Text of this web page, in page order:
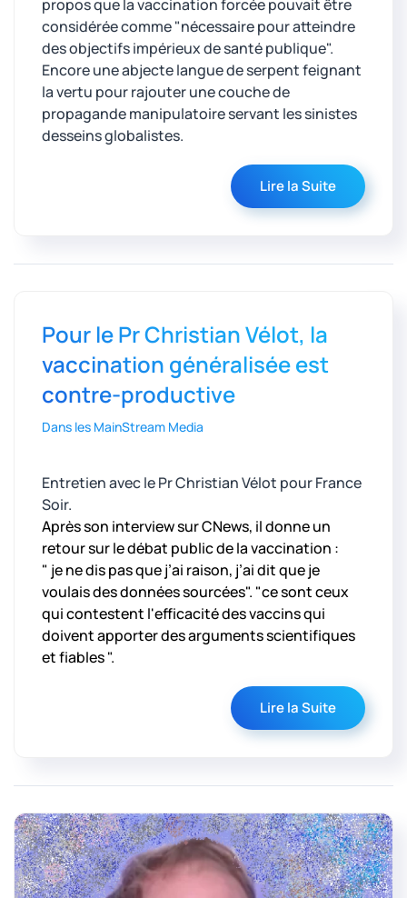
propos que la vaccination forcée pouvait être
considérée comme "nécessaire pour atteindre
des objectifs impérieux de santé publique".
Encore une abjecte langue de serpent feignant
la vertu pour rajouter une couche de
propagande manipulatoire servant les sinistes
desseins globalistes.
Lire la Suite
Pour le Pr Christian Vélot, la
vaccination généralisée est
contre-productive
Dans les MainStream Media
Entretien avec le Pr Christian Vélot pour France
Soir.
Après son interview sur CNews, il donne un
retour sur le débat public de la vaccination :
" je ne dis pas que j’ai raison, j’ai dit que je
voulais des données sourcées". "ce sont ceux
qui contestent l'efficacité des vaccins qui
doivent apporter des arguments scientifiques
et fiables ".
Lire la Suite